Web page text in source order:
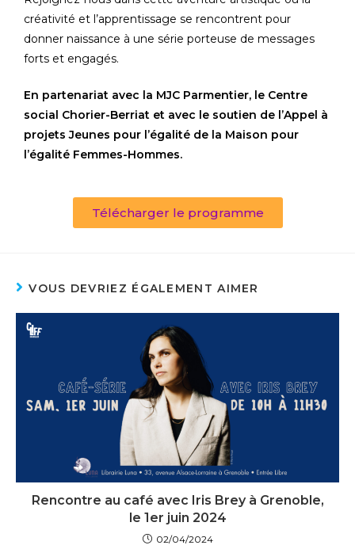
créativité et l’apprentissage se rencontrent pour
donner naissance à une série porteuse de messages
forts et engagés.
En partenariat avec la MJC Parmentier, le Centre
social Chorier-Berriat et avec le soutien de l’Appel à
projets Jeunes pour l’égalité de la Maison pour
l’égalité Femmes-Hommes.
Télécharger le programme
VOUS DEVRIEZ ÉGALEMENT AIMER
Rencontre au café avec Iris Brey à Grenoble,
le 1er juin 2024
02/04/2024